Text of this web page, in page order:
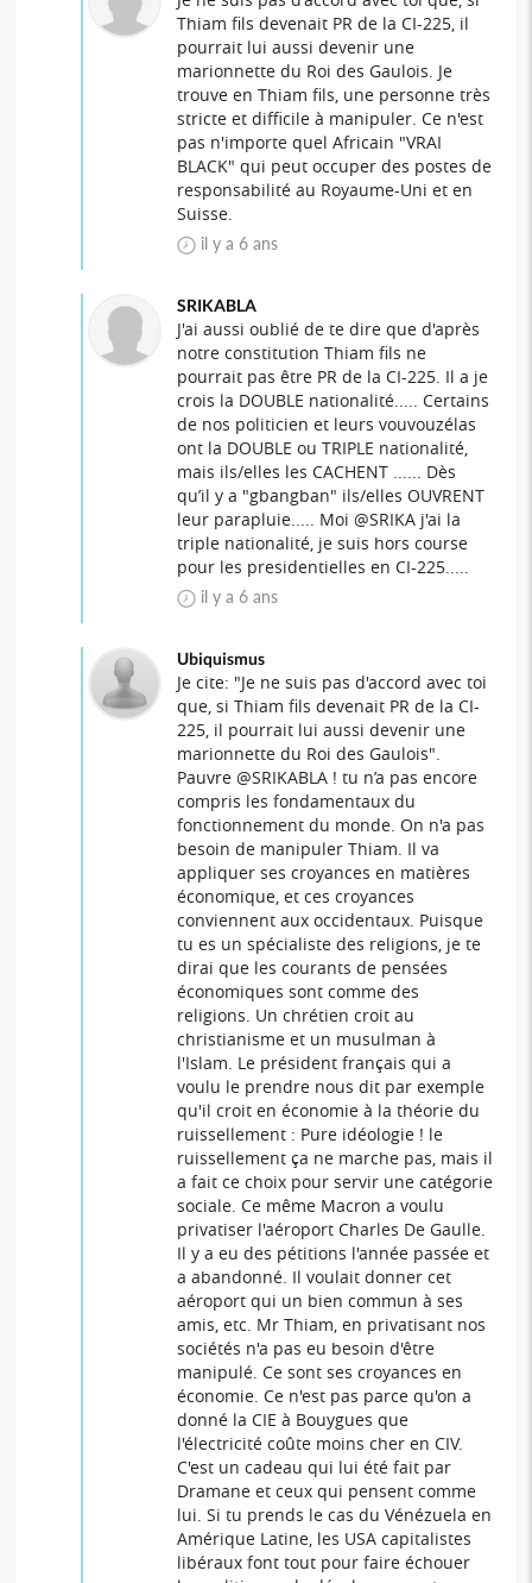
Thiam fils devenait PR de la CI-225, il
pourrait lui aussi devenir une
marionnette du Roi des Gaulois. Je
trouve en Thiam fils, une personne très
stricte et difficile à manipuler. Ce n'est
pas n'importe quel Africain "VRAI
BLACK" qui peut occuper des postes de
responsabilité au Royaume-Uni et en
Suisse.
il y a 6 ans
SRIKABLA
J'ai aussi oublié de te dire que d'après
notre constitution Thiam fils ne
pourrait pas être PR de la CI-225. Il a je
crois la DOUBLE nationalité..... Certains
de nos politicien et leurs vouvouzélas
ont la DOUBLE ou TRIPLE nationalité,
mais ils/elles les CACHENT ...... Dès
qu’il y a "gbangban" ils/elles OUVRENT
leur parapluie..... Moi @SRIKA j'ai la
triple nationalité, je suis hors course
pour les presidentielles en CI-225.....
il y a 6 ans
Ubiquismus
Je cite: "Je ne suis pas d'accord avec toi
que, si Thiam fils devenait PR de la CI-
225, il pourrait lui aussi devenir une
marionnette du Roi des Gaulois".
Pauvre @SRIKABLA ! tu n’a pas encore
compris les fondamentaux du
fonctionnement du monde. On n'a pas
besoin de manipuler Thiam. Il va
appliquer ses croyances en matières
économique, et ces croyances
conviennent aux occidentaux. Puisque
tu es un spécialiste des religions, je te
dirai que les courants de pensées
économiques sont comme des
religions. Un chrétien croit au
christianisme et un musulman à
l'Islam. Le président français qui a
voulu le prendre nous dit par exemple
qu'il croit en économie à la théorie du
ruissellement : Pure idéologie ! le
ruissellement ça ne marche pas, mais il
a fait ce choix pour servir une catégorie
sociale. Ce même Macron a voulu
privatiser l'aéroport Charles De Gaulle.
Il y a eu des pétitions l'année passée et
a abandonné. Il voulait donner cet
aéroport qui un bien commun à ses
amis, etc. Mr Thiam, en privatisant nos
sociétés n'a pas eu besoin d'être
manipulé. Ce sont ses croyances en
économie. Ce n'est pas parce qu'on a
donné la CIE à Bouygues que
l'électricité coûte moins cher en CIV.
C'est un cadeau qui lui été fait par
Dramane et ceux qui pensent comme
lui. Si tu prends le cas du Vénézuela en
Amérique Latine, les USA capitalistes
libéraux font tout pour faire échouer